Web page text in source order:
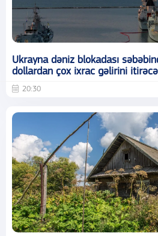
Ukrayna dəniz blokadası
dollardan çox ixrac gəlirini
20:30